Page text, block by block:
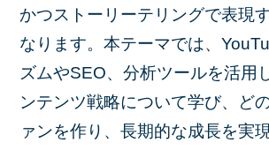
かつストーリーテリングで表現
なります。本テーマでは、
ズムやSEO、分析ツールを活用
ンテンツ戦略について学び、ど
ァンを作り、長期的な成長を実